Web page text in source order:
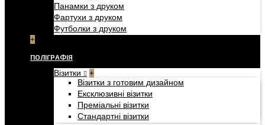
Панамки з друком
Фартухи з друком
Футболки з друком
+
ПОЛІГРАФІЯ
Візитки +
Візитки з готовим дизайном
Ексклюзивні візитки
Преміальні візитки
Стандартні візитки